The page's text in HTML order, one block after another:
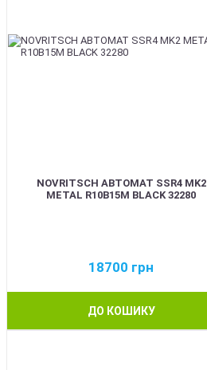
NOVRITSCH АВТОМАТ SSR4 MK2
METAL R10B15M BLACK 32280
18700 грн
ДО КОШИКУ